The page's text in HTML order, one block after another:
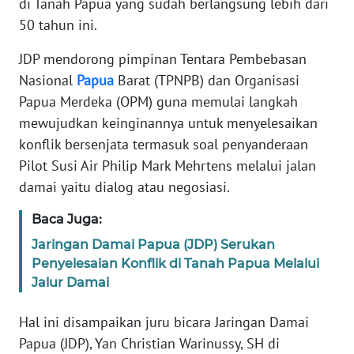
50 tahun ini.
JDP mendorong pimpinan Tentara Pembebasan
Nasional Papua Barat (TPNPB) dan Organisasi
Papua Merdeka (OPM) guna memulai langkah
mewujudkan keinginannya untuk menyelesaikan
konflik bersenjata termasuk soal penyanderaan
Pilot Susi Air Philip Mark Mehrtens melalui jalan
damai yaitu dialog atau negosiasi.
Baca Juga:
Jaringan Damai Papua (JDP) Serukan
Penyelesaian Konflik di Tanah Papua Melalui
Jalur Damai
Hal ini disampaikan juru bicara Jaringan Damai
Papua (JDP), Yan Christian Warinussy, SH di
SIBER
REDAKSI
KARIR
DISCLAIMER
News
Regional
WN
SUMUT
JAKARTA